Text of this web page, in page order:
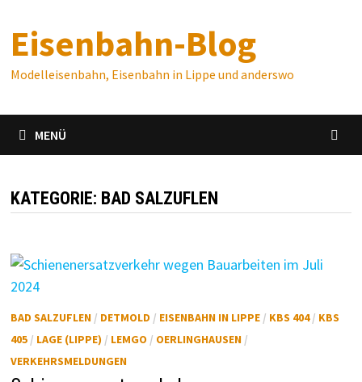
Inhalt
springen
Eisenbahn-Blog
Modelleisenbahn, Eisenbahn in Lippe und anderswo
MENÜ
KATEGORIE: BAD SALZUFLEN
BAD SALZUFLEN/ DETMOLD / EISENBAHN IN LIPPE/ KBS 404/ KBS
405/ LAGE (LIPPE) / LEMGO / OERLINGHAUSEN/
VERKEHRSMELDUNGEN